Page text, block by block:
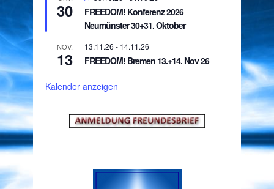
30
FREEDOM! Konferenz 2026
Neumünster 30+31. Oktober
NOV.
13
13.11.26 - 14.11.26
FREEDOM! Bremen 13.+14. Nov 26
Kalender anzeigen